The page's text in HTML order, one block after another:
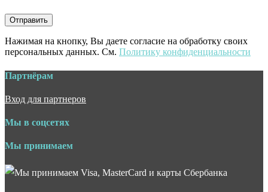
Нажимая на кнопку, Вы даете согласие на обработку своих
персональных данных. См. Политику конфиденциальности
Партнёрам
Вход для партнеров
Мы в соцсетях
Мы принимаем